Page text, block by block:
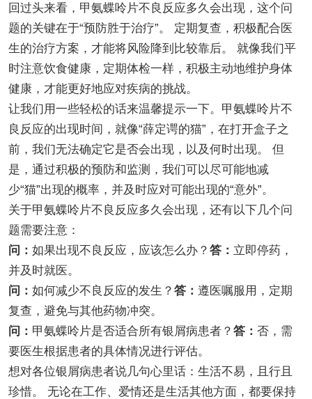
回过头来看，甲氨蝶呤片不良反应多久会出现，这个问
题的关键在于“预防胜于治疗”。 定期复查，积极配合医
生的治疗方案，才能将风险降到比较靠后。 就像我们平
时注意饮食健康，定期体检一样，积极主动地维护身体
健康，才能更好地应对疾病的挑战。
让我们用一些轻松的话来温馨提示一下。甲氨蝶呤片不
良反应的出现时间，就像“薛定谔的猫”，在打开盒子之
前，我们无法确定它是否会出现，以及何时出现。 但
是，通过积极的预防和监测，我们可以尽可能地减
少“猫”出现的概率，并及时应对可能出现的“意外”。
关于甲氨蝶呤片不良反应多久会出现，还有以下几个问
题需要注意：
问： 如果出现不良反应，应该怎么办？ 答： 立即停药，
并及时就医。
问： 如何减少不良反应的发生？ 答： 遵医嘱服用，定期
复查，避免与其他药物冲突。
问： 甲氨蝶呤片是否适合所有银屑病患者？ 答： 否，需
要医生根据患者的具体情况进行评估。
想对各位银屑病患者说几句心里话：生活不易，且行且
珍惜。 无论在工作、爱情还是生活其他方面，都要保持